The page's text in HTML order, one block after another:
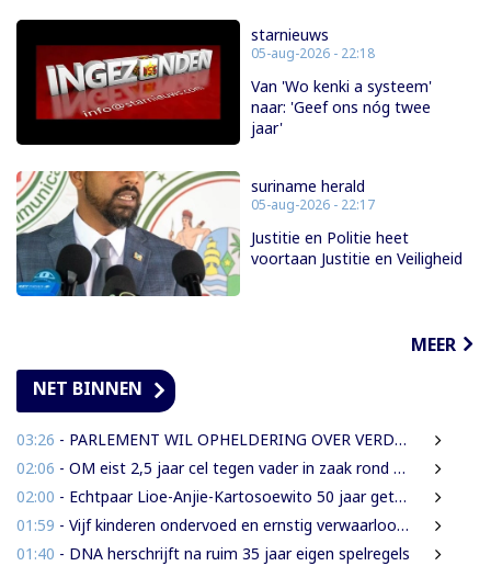
starnieuws
05-aug-2026 - 22:18
Van 'Wo kenki a systeem'
naar: 'Geef ons nóg twee
jaar'
suriname herald
05-aug-2026 - 22:17
Justitie en Politie heet
voortaan Justitie en Veiligheid
MEER
NET BINNEN
03:26 - PARLEMENT WIL OPHELDERING OVER VERDWENEN INBESLAGGENOMEN LEVENSMIDDELEN
02:06 - OM eist 2,5 jaar cel tegen vader in zaak rond mishandeling en verwaarlozing
02:00 - Echtpaar Lioe-Anjie-Kartosoewito 50 jaar getrouwd
01:59 - Vijf kinderen ondervoed en ernstig verwaarloosd: 2,5 jaar cel geëist tegen vader
01:40 - DNA herschrijft na ruim 35 jaar eigen spelregels